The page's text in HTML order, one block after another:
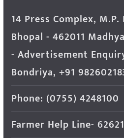
14 Press Complex,
Bhopal - 462011
- Advertisement
Bondriya, +91
Phone: (0755) 4248100
Farmer Help Line-